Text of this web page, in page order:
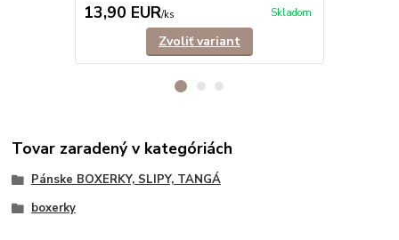
13,90 EUR/ks Skladom
Zvoliť variant
Tovar zaradený v kategóriách
Pánske BOXERKY, SLIPY, TANGÁ
boxerky